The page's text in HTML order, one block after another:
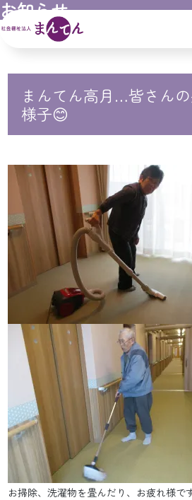
お知らせ
市 ブログ まんてん高月…皆さ
まんてん高月…皆さん
様子😊
お掃除、洗濯物を畳んだり、お疲れ様です